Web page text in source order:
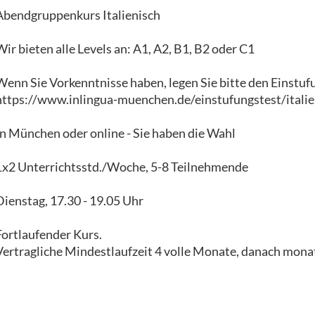
Italienisch
bieten alle Levels an: A1, A2, B1, B2 oder C1
Sie Vorkenntnisse haben, legen Sie bitte den
www.inlingua-muenchen.de/einstufungstest/
München oder online - Sie haben die Wahl
Unterrichtsstd./Woche, 5-8 Teilnehmende
17.30 - 19.05 Uhr
Kurs.
Mindestlaufzeit 4 volle Monate, danach